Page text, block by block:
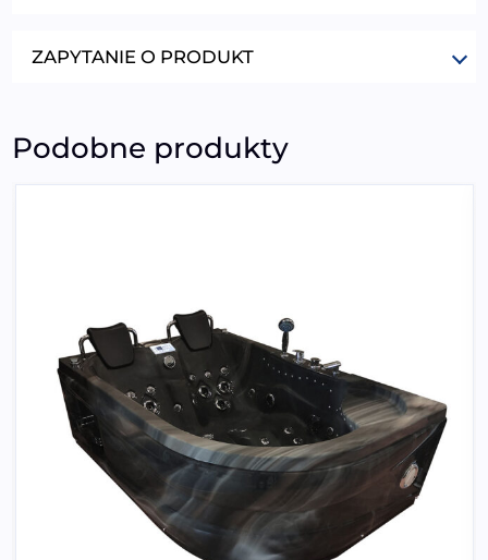
ZAPYTANIE O PRODUKT
Podobne produkty